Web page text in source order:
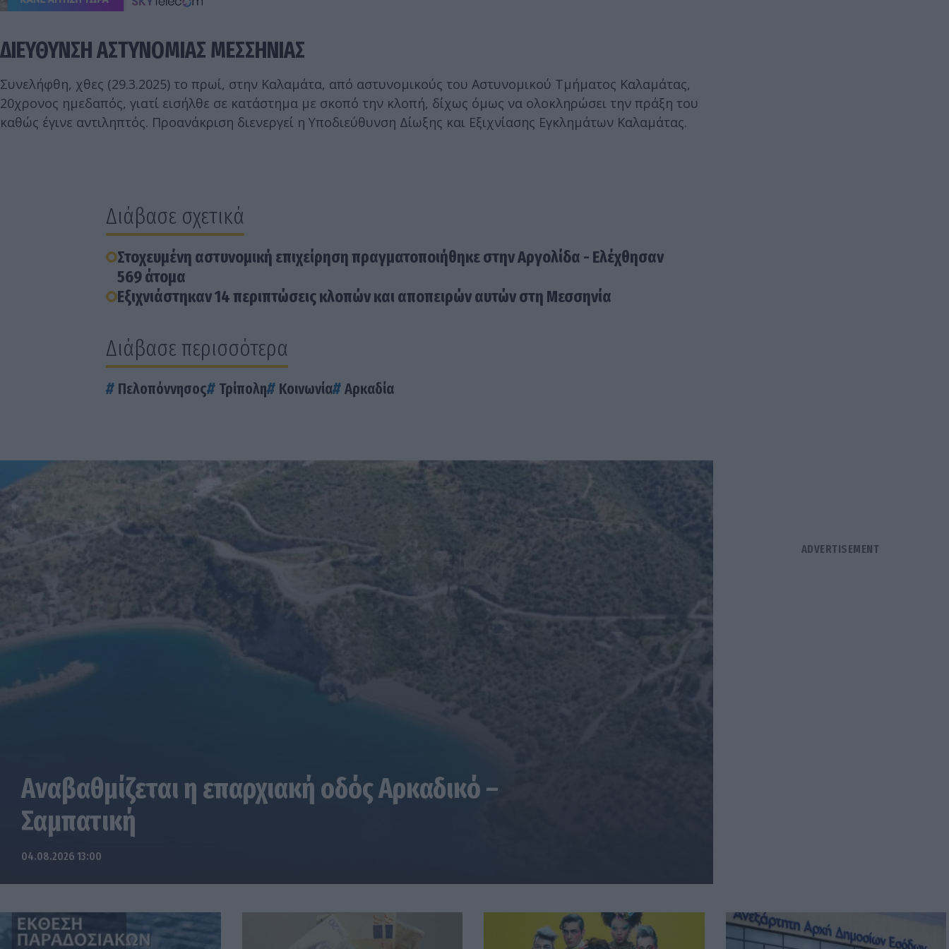
ΔΙΕΥΘΥΝΣΗ ΑΣΤΥΝΟΜΙΑΣ ΜΕΣΣΗΝΙΑΣ
Συνελήφθη, χθες (29.3.2025) το πρωί, στην Καλαμάτα, από αστυνομικούς του Αστυνομικού Τμήματος Καλαμάτας,
20χρονος ημεδαπός, γιατί εισήλθε σε κατάστημα με σκοπό την κλοπή, δίχως όμως να ολοκληρώσει την πράξη του
καθώς έγινε αντιληπτός. Προανάκριση διενεργεί η Υποδιεύθυνση Δίωξης και Εξιχνίασης Εγκλημάτων Καλαμάτας.
Διάβασε σχετικά
Στοχευμένη αστυνομική επιχείρηση πραγματοποιήθηκε στην Αργολίδα - Ελέχθησαν
569 άτομα
Εξιχνιάστηκαν 14 περιπτώσεις κλοπών και αποπειρών αυτών στη Μεσσηνία
Διάβασε περισσότερα
Πελοπόννησος Τρίπολη Κοινωνία Αρκαδία
Αναβαθμίζεται η επαρχιακή οδός Αρκαδικό –
Σαμπατική
04.08.2026 13:00